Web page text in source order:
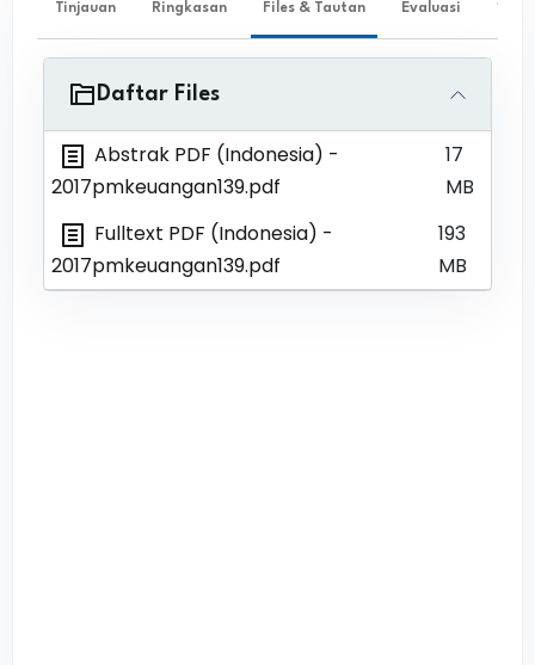
Tinjauan Ringkasan Files & Tautan Evaluasi ✨
Daftar Files
Abstrak PDF (Indonesia) -
2017pmkeuangan139.pdf
17
MB
Fulltext PDF (Indonesia) -
2017pmkeuangan139.pdf
193
MB